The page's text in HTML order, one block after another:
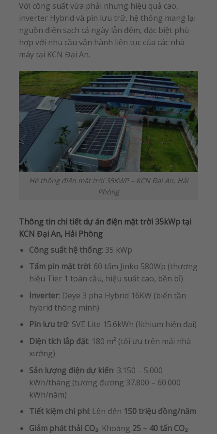
Với công suất vừa phải nhưng hiệu quả cao,
inverter Hybrid và pin lưu trữ, hệ thống mang lại
nguồn điện sạch cả ngày lẫn đêm, đặc biệt phù
hợp với nhu cầu vận hành liên tục của các nhà
máy tại KCN Đại An.
Hệ thống điện mặt trời 35KWP – KCN Đại An, Hải
Phòng
Thông tin chi tiết dự án điện mặt trời 35kWp tại
KCN Đại An, Hải Phòng
Công suất hệ thống: 35 kWp
Tấm pin mặt trời: 60 tấm Jinko 580Wp (thương
hiệu Tier 1 toàn cầu, hiệu suất cao, bền bỉ)
Inverter: Deye 3 pha Hybrid 16KW (biến tần
hybrid thông minh)
Pin lưu trữ: SVE Lite 15.6kWh (lithium hiện đại)
Diện tích lắp đặt: 180 m² (tối ưu trên mái nhà
xưởng)
Sản lượng điện dự kiến: 3.150 – 5.000
kWh/tháng (tương đương 37.800 – 60.000
kWh/năm)
Tiết kiệm chi phí: Lên đến 150 triệu đồng/năm
Giảm phát thải CO₂: Khoảng 25 – 40 tấn CO₂